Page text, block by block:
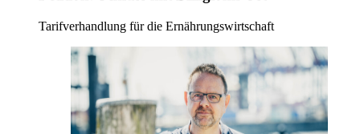
Tarifverhandlung für die Ernährungswirtschaft